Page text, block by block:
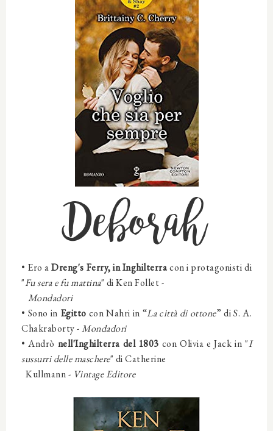
Deborah
• Ero aDreng's Ferry, in Inghilterracon i protagonisti di
"Fu sera e fu mattina" di Ken Follet -
Mondadori
• Sono in Egitto con Nahri in “La città di ottone” di S. A.
Chakraborty -Mondadori
•Andrò nell'Inghilterra del 1803 con Olivia e Jack in "I
sussurri delle maschere" di Catherine
Kullmann - Vintage Editore